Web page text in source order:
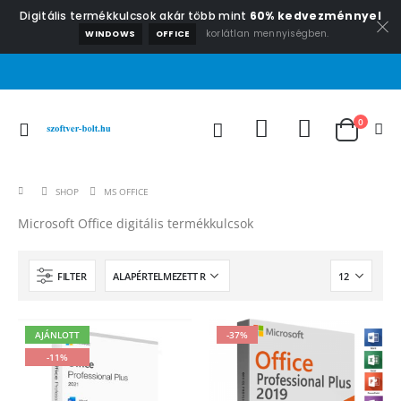
Digitális termékkulcsok akár több mint 60% kedvezménnyel
WINDOWS OFFICE korlátlan mennyiségben.
0
SHOP MS OFFICE
Microsoft Office digitális termékkulcsok
FILTER
AJÁNLOTT
-11%
-37%